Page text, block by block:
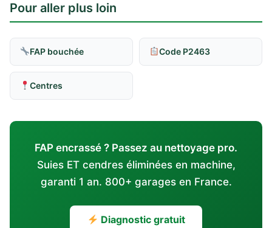
Pour aller plus loin
FAP bouchée Code P2463
Centres
FAP encrassé ? Passez au nettoyage pro.
Suies ET cendres éliminées en machine,
garanti 1 an. 800+ garages en France.
Diagnostic gratuit